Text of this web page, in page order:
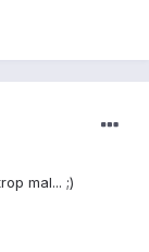
mal... ;)